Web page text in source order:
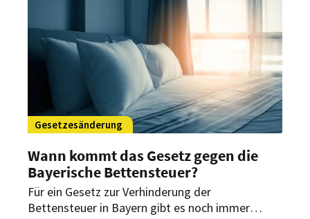
Gesetzesänderung
Wann kommt das Gesetz gegen die
Bayerische Bettensteuer?
Für ein Gesetz zur Verhinderung der
Bettensteuer in Bayern gibt es noch immer